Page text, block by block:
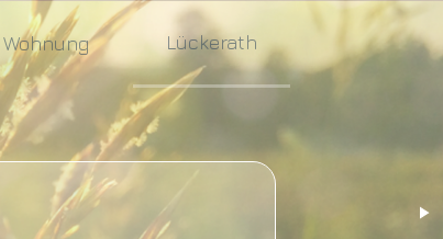
Wohnung Lückerath